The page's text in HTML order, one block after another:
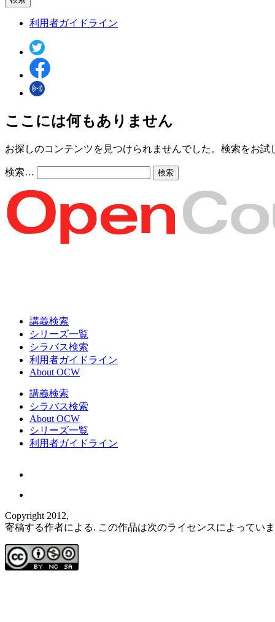
利用者ガイドライン
ここには何もありません
お探しのコンテンツを見つけられませんでした。検索をお試
検索…
講義検索
シリーズ一覧
シラバス検索
利用者ガイドライン
About OCW
講義検索
シラバス検索
About OCW
シリーズ一覧
利用者ガイドライン
Copyright 2012,
寄稿する作者による. この作品は次のライセンスによってい